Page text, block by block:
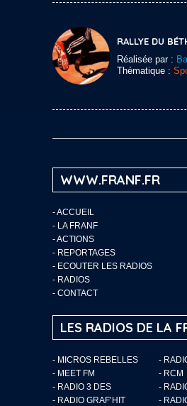
RALLYE DU
Réalisée par :
Thématique :
WWW.FRANF.FR
-ACCUEIL
- LA FRANF
-ACTIONS
- REPORTAGES
- ECOUTER LES RADIOS
- RADIOS
- CONTACT
LES RADIOS DE LA
- MICROS REBELLES
-
- MEET FM
- RCM
- RADIO 3 DES
-
- RADIO GRAF’HIT
-